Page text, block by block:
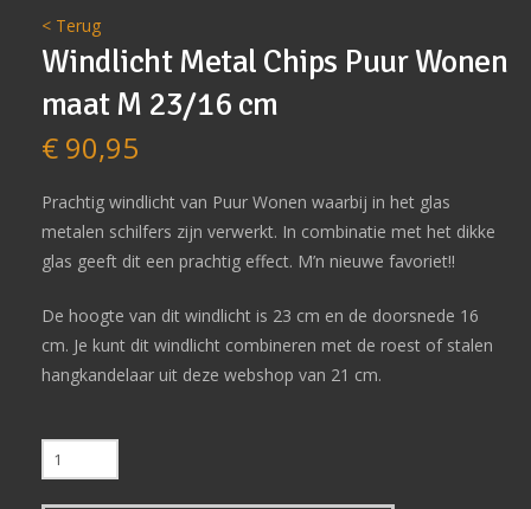
< Terug
Windlicht Metal Chips Puur Wonen
maat M 23/16 cm
€90,95
Prachtig windlicht van Puur Wonen waarbij in het glas
metalen schilfers zijn verwerkt. In combinatie met het dikke
glas geeft dit een prachtig effect. M’n nieuwe favoriet!!
De hoogte van dit windlicht is 23 cm en de doorsnede 16
cm. Je kunt dit windlicht combineren met de roest of stalen
hangkandelaar uit deze webshop van 21 cm.
Windlicht
Metal